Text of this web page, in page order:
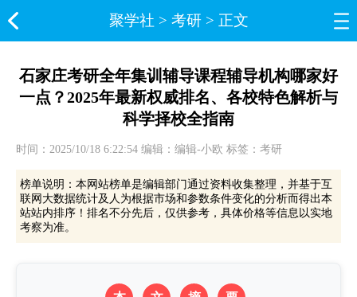
聚学社 > 考研> 正文
石家庄考研全年集训辅导课程辅导机构哪家好
一点？2025年最新权威排名、各校特色解析与
科学择校全指南
时间：2025/10/18 6:22:54 编辑：编辑-小欧 标签：考研
榜单说明：本网站榜单是编辑部门通过资料收集整理，并基于互
联网大数据统计及人为根据市场和参数条件变化的分析而得出本
站站内排序！排名不分先后，仅供参考，具体价格等信息以实地
考察为准。